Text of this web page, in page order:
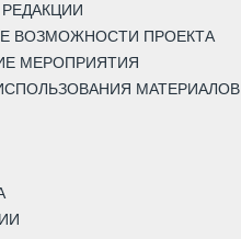
ВОЗМОЖНОСТИ ПРОЕКТА
МЕРОПРИЯТИЯ
МАТЕРИАЛОВ